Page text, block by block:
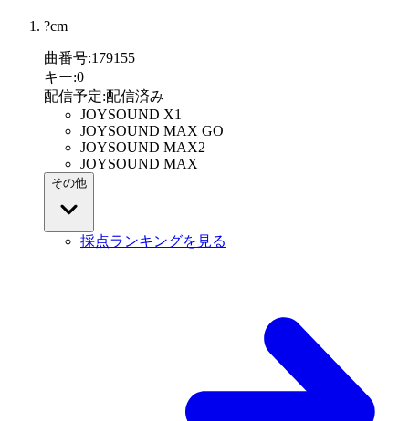
?cm
曲番号:179155
キー:0
配信予定:配信済み
JOYSOUND X1
JOYSOUND MAX GO
JOYSOUND MAX2
JOYSOUND MAX
その他
採点ランキングを見る